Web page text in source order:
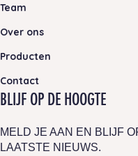
Team
Over ons
Producten
Contact
BLIJF OP DE HOOGTE
MELD JE AAN EN BLIJF
LAATSTE NIEUWS.